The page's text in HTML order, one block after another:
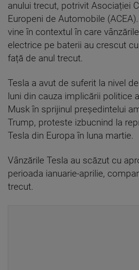
anului trecut, potrivit Asociației
Europeni de Automobile
vine în contextul în care
electrice pe baterii au crescut
față de anul trecut.
Tesla a avut de suferit la nivel
luni din cauza implicării politice
Musk în sprijinul președintelui
Trump, proteste izbucnind la
Tesla din Europa în luna martie.
Vânzările Tesla au scăzut cu
perioada ianuarie-aprilie,
trecut.